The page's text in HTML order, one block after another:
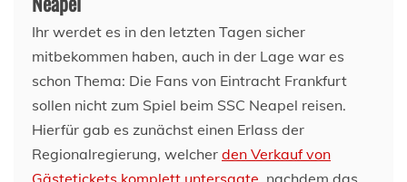
Ihr werdet es in den letzten Tagen sicher
mitbekommen haben, auch in der Lage war es
schon Thema: Die Fans von Eintracht Frankfurt
sollen nicht zum Spiel beim SSC Neapel reisen.
Hierfür gab es zunächst einen Erlass der
Regionalregierung, welcher den Verkauf von
Gästetickets komplett untersagte, nachdem das